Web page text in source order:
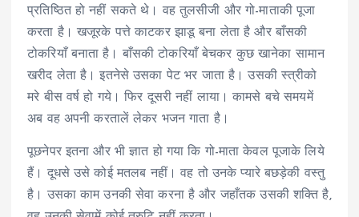
प्रतिष्ठित हो नहीं सकते थे। वह तुलसीजी और गो-माताकी पूजा
करता है। खजूरके पत्ते काटकर झाडू बना लेता है और बाँसकी
टोकरियाँ बनाता है। बाँसकी टोकरियाँ बेचकर कुछ खानेका सामान
खरीद लेता है। इतनेसे उसका पेट भर जाता है। उसकी स्त्रीको
मरे बीस वर्ष हो गये। फिर दूसरी नहीं लाया। कामसे बचे समयमें
अब वह अपनी करतालें लेकर भजन गाता है।
पूछनेपर इतना और भी ज्ञात हो गया कि गो-माता केवल पूजाके लिये
हैं। दूधसे उसे कोई मतलब नहीं। वह तो उनके प्यारे बछड़ेकी वस्तु
है। उसका काम उनकी सेवा करना है और जहाँतक उसकी शक्ति है,